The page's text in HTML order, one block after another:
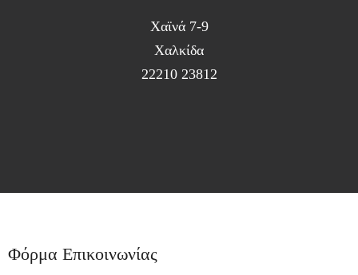
Χαϊνά 7-9
Χαλκίδα
22210 23812
Φόρμα Επικοινωνίας